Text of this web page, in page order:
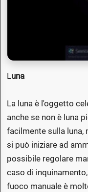
Luna
La luna è l'oggetto
anche se non è luna
facilmente sulla luna,
si può iniziare ad
possibile regolare
caso di
fuoco manuale è